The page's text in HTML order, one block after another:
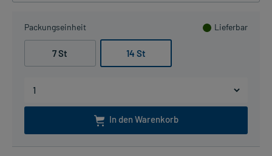
Packungseinheit Lieferbar
7 St 14 St
In den Warenkorb